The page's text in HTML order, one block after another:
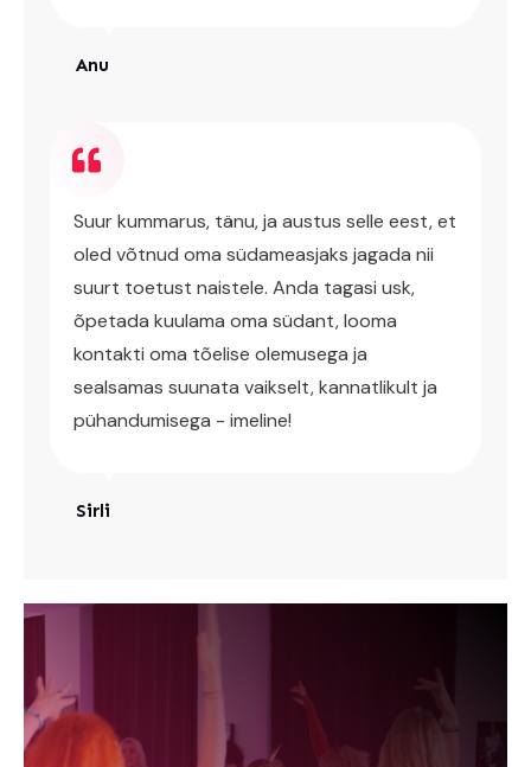
Anu
Suur kummarus, tänu, ja austus selle eest, et
oled võtnud oma südameasjaks jagada nii
suurt toetust naistele. Anda tagasi usk,
õpetada kuulama oma südant, looma
kontakti oma tõelise olemusega ja
sealsamas suunata vaikselt, kannatlikult ja
pühandumisega - imeline!
Sirli